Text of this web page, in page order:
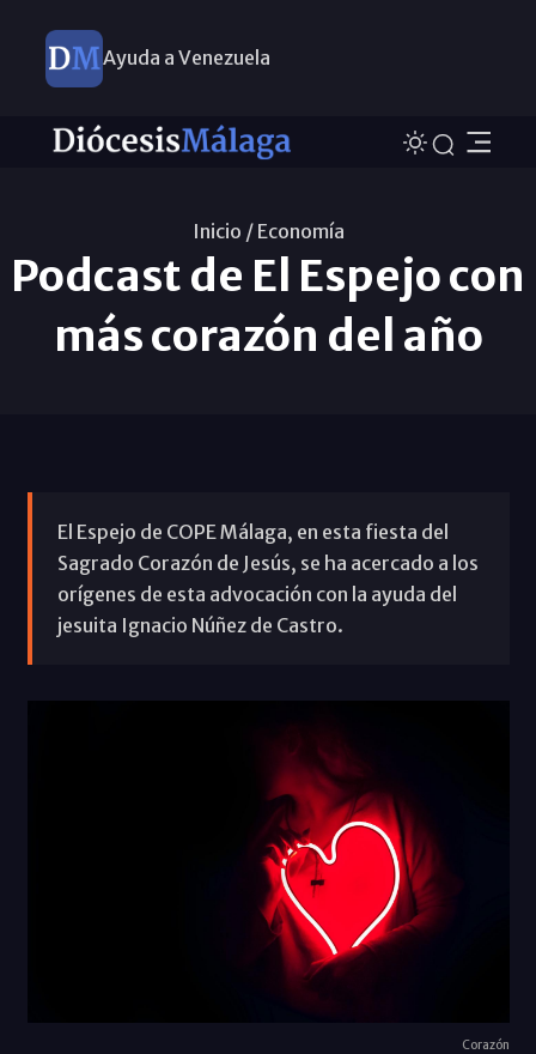
Ayuda a Venezuela
Inicio / Economí­a
Podcast de El Espejo con
más corazón del año
El Espejo de COPE Málaga, en esta fiesta del
Sagrado Corazón de Jesús, se ha acercado a los
orígenes de esta advocación con la ayuda del
jesuita Ignacio Núñez de Castro.
Corazón